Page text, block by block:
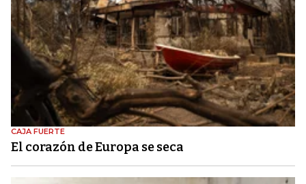
CAJA FUERTE
El corazón de Europa se seca